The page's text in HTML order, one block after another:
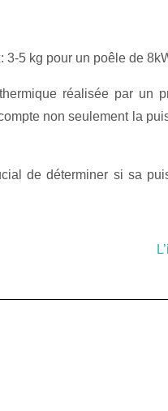
3-5 kg pour un poêle de
réalisée par un
non seulement la
de déterminer si sa